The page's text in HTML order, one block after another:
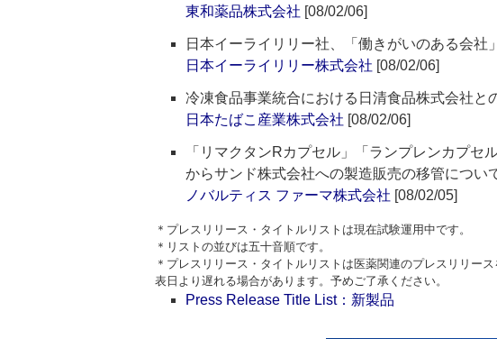
東和薬品株式会社 [08/02/06]
日本イーライリリー社、「働きがいのある会
日本イーライリリー株式会社 [08/02/06]
冷凍食品事業統合における日清食品株式会社と
日本たばこ産業株式会社 [08/02/06]
「リマクタンRカプセル」「ランプレンカプセ
からサンド株式会社への製造販売の移管につい
ノバルティス ファーマ株式会社 [08/02/05]
＊プレスリリース・タイトルリストは現在試験運用中です。
＊リストの並びは五十音順です。
＊プレスリリース・タイトルリストは医薬関連のプレスリリー
表日より遅れる場合があります。予めご了承ください。
Press Release Title List：新製品